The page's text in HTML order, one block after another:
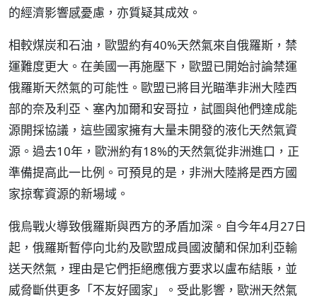
的經濟影響感憂慮，亦質疑其成效。
相較煤炭和石油，歐盟約有40%天然氣來自俄羅斯，禁
運難度更大。在美國一再施壓下，歐盟已開始討論禁運
俄羅斯天然氣的可能性。歐盟已將目光瞄準非洲大陸西
部的奈及利亞、塞內加爾和安哥拉，試圖與他們達成能
源開採協議，這些國家擁有大量未開發的液化天然氣資
源。過去10年，歐洲約有18%的天然氣從非洲進口，正
準備提高此一比例。可預見的是，非洲大陸將是西方國
家掠奪資源的新場域。
俄烏戰火導致俄羅斯與西方的矛盾加深。自今年4月27日
起，俄羅斯暫停向北約及歐盟成員國波蘭和保加利亞輸
送天然氣，理由是它們拒絕應俄方要求以盧布結賬，並
威脅斷供更多「不友好國家」。受此影響，歐洲天然氣